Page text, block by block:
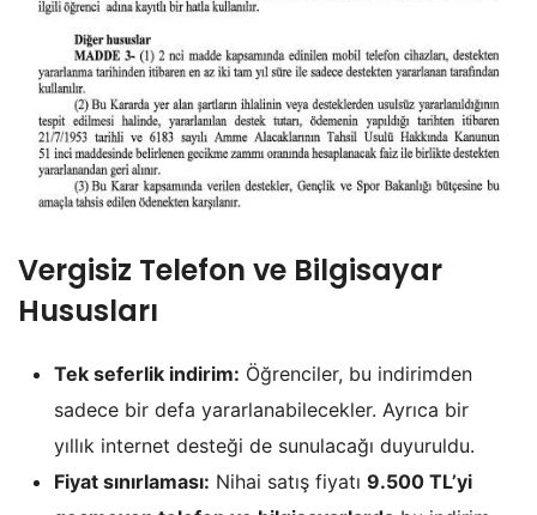
Vergisiz Telefon ve Bilgisayar
Hususları
Tek seferlik indirim: Öğrenciler, bu indirimden
sadece bir defa yararlanabilecekler. Ayrıca bir
yıllık internet desteği de sunulacağı duyuruldu.
Fiyat sınırlaması: Nihai satış fiyatı 9.500 TL’yi